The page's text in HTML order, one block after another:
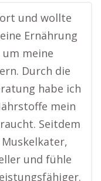
und wollte
Ernährung
meine
Durch die
habe ich
mein
Seitdem
und fühle